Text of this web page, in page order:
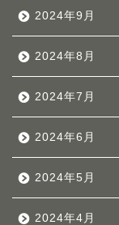
2024年9月
2024年8月
2024年7月
2024年6月
2024年5月
2024年4月